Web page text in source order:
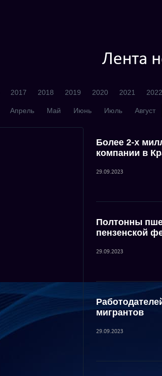
Лента
2017 2018 2019 2020 2021 2022
Апрель Май Июнь Июль Август
Более 2-х
компании в
29.09.2023
Полтонны
пензенской
29.09.2023
мигрантов
29.09.2023